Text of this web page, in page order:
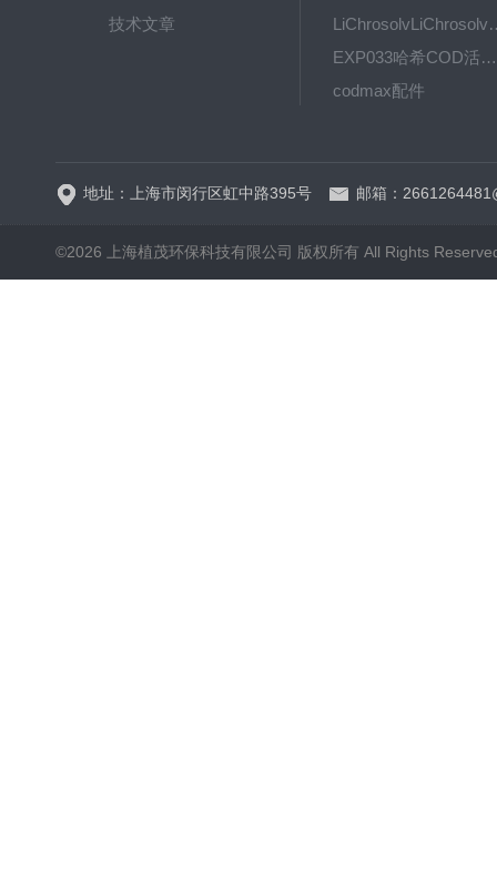
技术文章
EXP033哈希COD活塞泵价格 EXP033
codmax配件
地址：上海市闵行区虹中路395号 邮箱：
©2026 上海植茂环保科技有限公司 版权所有 All Rights